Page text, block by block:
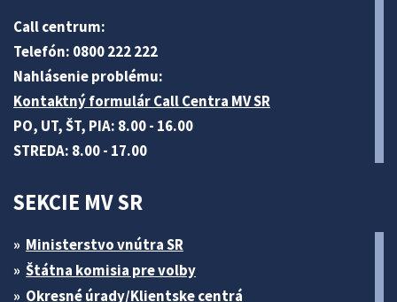
Call centrum:
Telefón: 0800 222 222
Nahlásenie problému:
Kontaktný formulár Call Centra MV SR
PO, UT, ŠT, PIA: 8.00 - 16.00
STREDA: 8.00 - 17.00
SEKCIE MV SR
Ministerstvo vnútra SR
Štátna komisia pre volby
Okresné úrady/Klientske centrá